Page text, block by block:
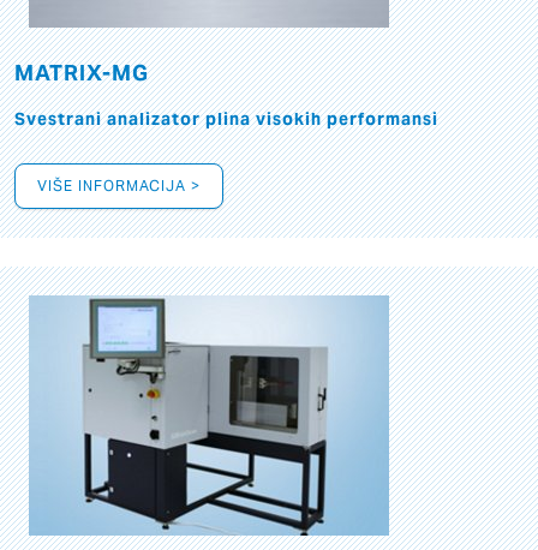
MATRIX-MG
Svestrani analizator plina visokih performansi
VIŠE INFORMACIJA >